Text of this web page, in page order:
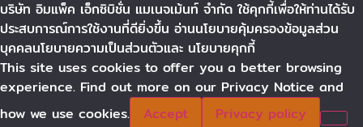
บริษัท อิมแพ็ค เอ็กซิบิชั่น แมเนจเม้นท์ จำกัด ใช้คุกกี้เพื่อให้ท่านได้รับ
ประสบการณ์การใช้งานที่ดียิ่งขึ้น อ่านนโยบายคุ้มครองข้อมูลส่วน
บุคคลนโยบายความเป็นส่วนตัวและ นโยบายคุกกี้
This site uses cookies to offer you a better browsing
experience. Find out more on our Privacy Notice and
how we use cookies.
Accept Privacy policy